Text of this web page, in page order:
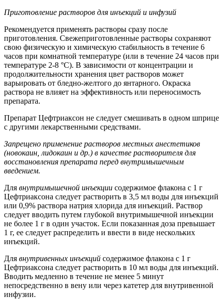
Приготовление растворов для инъекций и инфузий
Рекомендуется применять растворы сразу после
приготовления. Свежеприготовленные растворы сохраняют
свою физическую и химическую стабильность в течение 6
часов при комнатной температуре (или в течение 24 часов при
температуре 2-8 °C). В зависимости от концентрации и
продолжительности хранения цвет растворов может
варьировать от бледно-желтого до янтарного. Окраска
раствора не влияет на эффективность или переносимость
препарата.
Препарат Цефтриаксон не следует смешивать в одном шприце
с другими лекарственными средствами.
Запрещено применение растворов местных анестетиков
(новокаин, лидокаин и др.) в качестве растворителя для
восстановления препарата перед внутримышечным
введением.
Для внутримышечной инъекции содержимое флакона с 1 г
Цефтриаксона следует растворить в 3,5 мл воды для инъекций
или 0,9% раствора натрия хлорида для инъекций. Раствор
следует вводить путем глубокой внутримышечной инъекции
не более 1 г в один участок. Если показанная доза превышает
1 г, ее следует распределить и ввести в виде нескольких
инъекций.
Для внутривенных инъекций содержимое флакона с 1 г
Цефтриаксона следует растворить в 10 мл воды для инъекций.
Вводить медленно в течение не менее 5 минут
непосредственно в вену или через катетер для внутривенной
инфузии.